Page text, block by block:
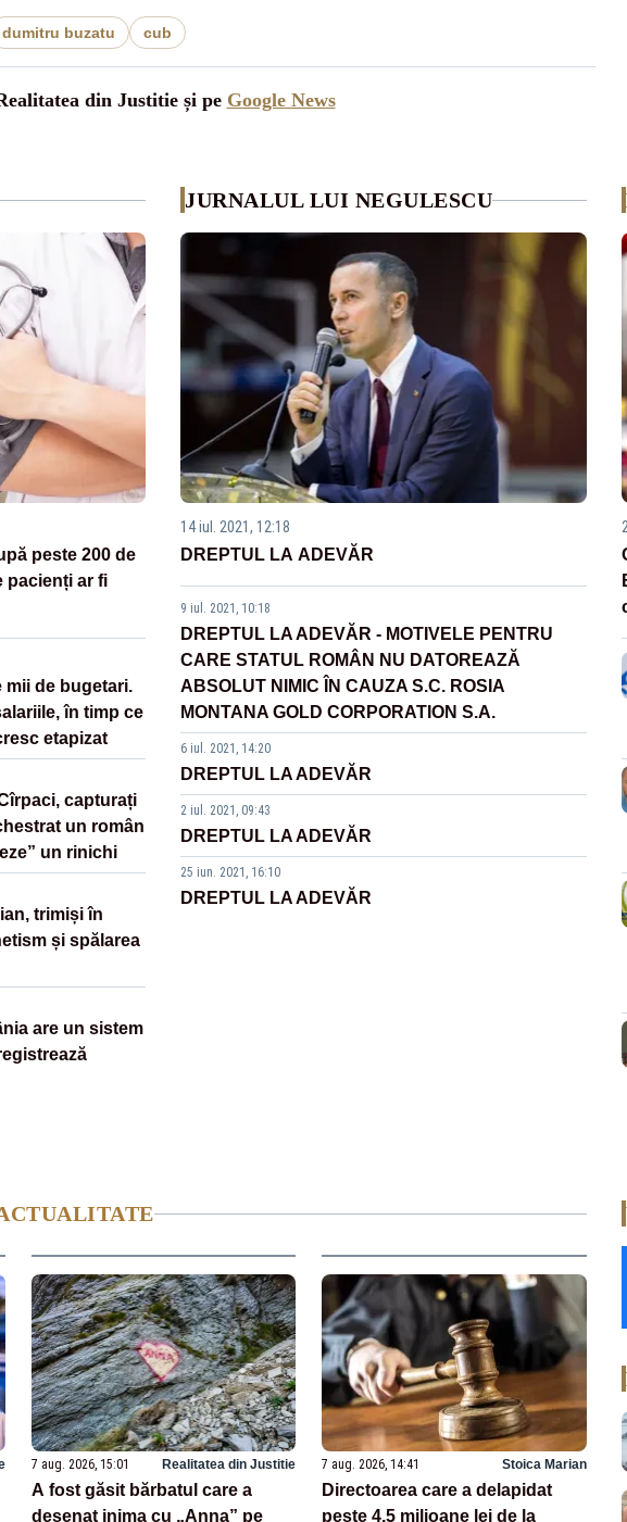
dumitru buzatu cub
din Justitie și pe Google News
peste 200 de
pacienți ar fi
mii de bugetari.
în timp ce
etapizat
capturați
un român
un rinichi
trimiși în
și spălarea
are un sistem
JURNALUL LUI NEGULESCU
14 iul. 2021, 12:18
DREPTUL LA ADEVĂR
9 iul. 2021, 10:18
DREPTUL LA ADEVĂR - MOTIVELE PENTRU
CARE STATUL ROMÂN NU DATOREAZĂ
ABSOLUT NIMIC ÎN CAUZA S.C. ROSIA
MONTANA GOLD CORPORATION S.A.
6 iul. 2021, 14:20
DREPTUL LA ADEVĂR
2 iul. 2021, 09:43
DREPTUL LA ADEVĂR
25 iun. 2021, 16:10
DREPTUL LA ADEVĂR
7 aug. 2026, 15:01 Realitatea din Justitie
A fost găsit bărbatul care a
desenat inima cu „Anna” pe
7 aug. 2026, 14:41 Stoica Marian
Directoarea care a delapidat
peste 4,5 milioane lei de la